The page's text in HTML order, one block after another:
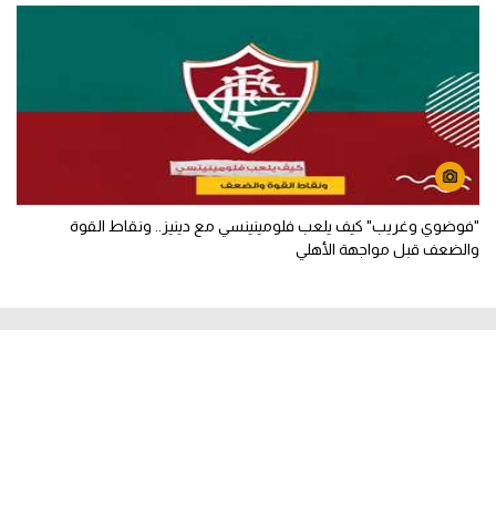
"فوضوي وغريب" كيف يلعب فلومينينسي مع دينيز.. ونقاط القوة
والضعف قبل مواجهة الأهلي